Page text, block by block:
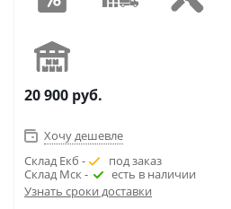
20 900 руб.
Хочу дешевле
Склад Екб -
под заказ
Склад Мск -
есть в наличии
Узнать сроки доставки